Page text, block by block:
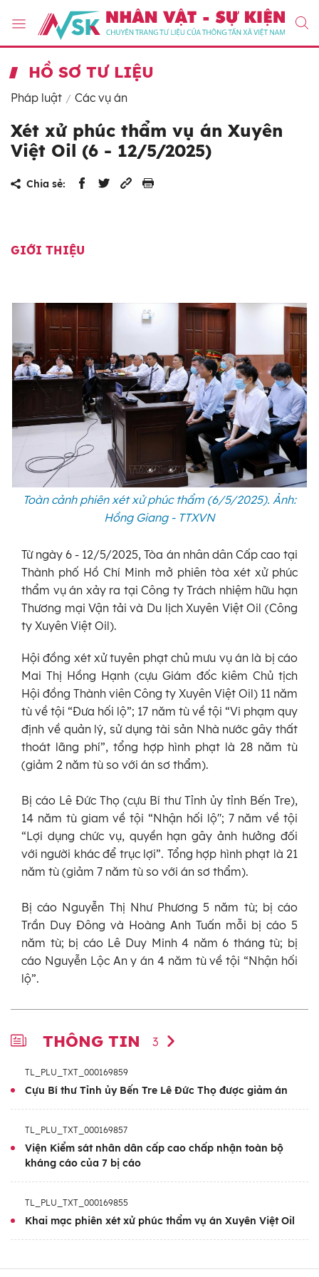
HỒ SƠ TƯ LIỆU
Pháp luật Các vụ án
Xét xử phúc thẩm vụ án Xuyên
Việt Oil (6 - 12/5/2025)
Chia sẻ:
GIỚI THIỆU
Toàn cảnh phiên xét xử phúc thẩm (6/5/2025). Ảnh:
Hồng Giang - TTXVN
Từ ngày 6 - 12/5/2025, Tòa án nhân dân Cấp cao tại
Thành phố Hồ Chí Minh mở phiên tòa xét xử phúc
thẩm vụ án xảy ra tại Công ty Trách nhiệm hữu hạn
Thương mại Vận tải và Du lịch Xuyên Việt Oil (Công
ty Xuyên Việt Oil).
Hội đồng xét xử tuyên phạt chủ mưu vụ án là bị cáo
Mai Thị Hồng Hạnh (cựu Giám đốc kiêm Chủ tịch
Hội đồng Thành viên Công ty Xuyên Việt Oil) 11 năm
tù về tội “Đưa hối lộ”; 17 năm tù về tội “Vi phạm quy
định về quản lý, sử dụng tài sản Nhà nước gây thất
thoát lãng phí”, tổng hợp hình phạt là 28 năm tù
(giảm 2 năm tù so với án sơ thẩm).
Bị cáo Lê Đức Thọ (cựu Bí thư Tỉnh ủy tỉnh Bến Tre),
14 năm tù giam về tội “Nhận hối lộ"; 7 năm về tội
“Lợi dụng chức vụ, quyền hạn gây ảnh hưởng đối
với người khác để trục lợi”. Tổng hợp hình phạt là 21
năm tù (giảm 7 năm tù so với án sơ thẩm).
Bị cáo Nguyễn Thị Như Phương 5 năm tù; bị cáo
Trần Duy Đông và Hoàng Anh Tuấn mỗi bị cáo 5
năm tù; bị cáo Lê Duy Minh 4 năm 6 tháng tù; bị
cáo Nguyễn Lộc An y án 4 năm tù về tội “Nhận hối
lộ”.
THÔNG TIN 3
TL_PLU_TXT_000169859
Cựu Bí thư Tỉnh ủy Bến Tre Lê Đức Thọ được giảm án
TL_PLU_TXT_000169857
Viện Kiểm sát nhân dân cấp cao chấp nhận toàn bộ
kháng cáo của 7 bị cáo
TL_PLU_TXT_000169855
Khai mạc phiên xét xử phúc thẩm vụ án Xuyên Việt Oil